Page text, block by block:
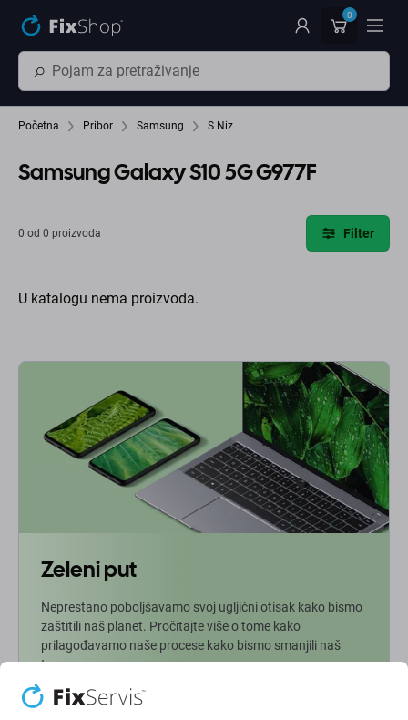
0
Početna Pribor Samsung S Niz
Samsung Galaxy S10 5G G977F
0 od 0 proizvoda Filter
U katalogu nema proizvoda.
Zeleni put
Neprestano poboljšavamo svoj ugljični otisak kako bismo
zaštitili naš planet. Pročitajte više o tome kako
prilagođavamo naše procese kako bismo smanjili naš
trag.
Više info